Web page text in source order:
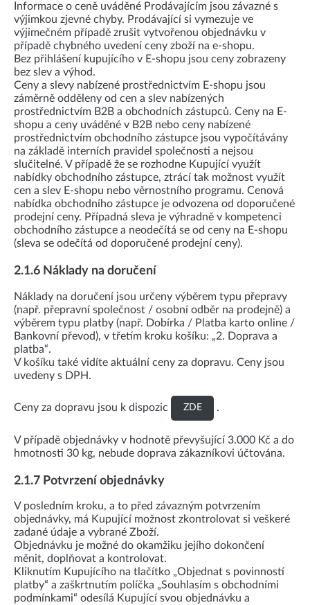
Informace o ceně uváděné Prodávajícím jsou závazné s
výjimkou zjevné chyby. Prodávající si vymezuje ve
výjimečném případě zrušit vytvořenou objednávku v
případě chybného uvedení ceny zboží na e-shopu.
Bez přihlášení kupujícího v E-shopu jsou ceny zobrazeny
bez slev a výhod.
Ceny a slevy nabízené prostřednictvím E-shopu jsou
záměrně odděleny od cen a slev nabízených
prostřednictvím B2B a obchodních zástupců. Ceny na E-
shopu a ceny uváděné v B2B nebo ceny nabízené
prostřednictvím obchodního zástupce jsou vypočítávány
na základě interních pravidel společnosti a nejsou
slučitelné. V případě že se rozhodne Kupující využít
nabídky obchodního zástupce, ztrácí tak možnost využít
cen a slev E-shopu nebo věrnostního programu. Cenová
nabídka obchodního zástupce je odvozena od doporučené
prodejní ceny. Případná sleva je výhradně v kompetenci
obchodního zástupce a neodečítá se od ceny na E-shopu
(sleva se odečítá od doporučené prodejní ceny).
2.1.6 Náklady na doručení
Náklady na doručení jsou určeny výběrem typu přepravy
(např. přepravní společnost / osobní odběr na prodejně) a
výběrem typu platby (např. Dobírka / Platba karto online /
Bankovní převod), v třetím kroku košíku: „2. Doprava a
platba“.
V košíku také vidíte aktuální ceny za dopravu. Ceny jsou
uvedeny s DPH.
Ceny za dopravu jsou k dispozic ZDE
V případě objednávky v hodnotě převyšující 3.000 Kč a do
hmotnosti 30 kg, nebude doprava zákazníkovi účtována.
2.1.7 Potvrzení objednávky
V posledním kroku, a to před závazným potvrzením
objednávky, má Kupující možnost zkontrolovat si veškeré
zadané údaje a vybrané Zboží.
Objednávku je možné do okamžiku jejího dokončení
měnit, doplňovat a kontrolovat.
Kliknutím Kupujícího na tlačítko „Objednat s povinností
platby“ a zaškrtnutím políčka „Souhlasím s obchodními
podmínkami“ odesílá Kupující svou objednávku a